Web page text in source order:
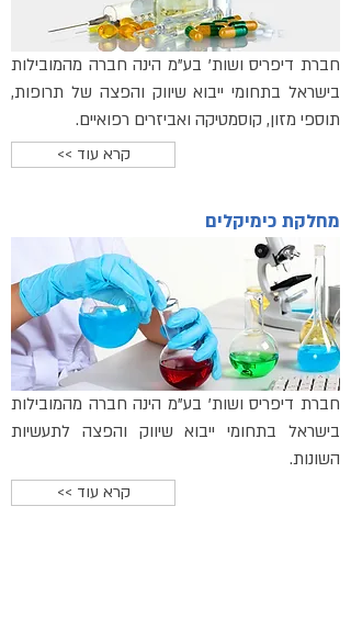
חברת דיפריס ושות' בע"מ הינה חברה מהמובילות
בישראל בתחומי ייבוא שיווק והפצה של תרופות,
תוספי מזון, קוסמטיקה ואביזרים רפואיים.
<< קרא עוד
מחלקת כימיקלים
חברת דיפריס ושות' בע"מ הינה חברה מהמובילות
בישראל בתחומי ייבוא שיווק והפצה לתעשיות
השונות.
<< קרא עוד